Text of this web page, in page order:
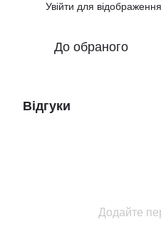
Увійти для
До обраного
Відгуки
Додайте